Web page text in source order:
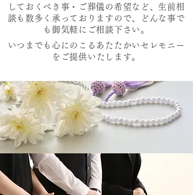
しておくべき事・ご葬儀の希望など、生前相
談も数多く承っておりますので、どんな事で
も御気軽にご相談下さい。
いつまでも心にのこるあたたかいセレモニー
をご提供いたします。